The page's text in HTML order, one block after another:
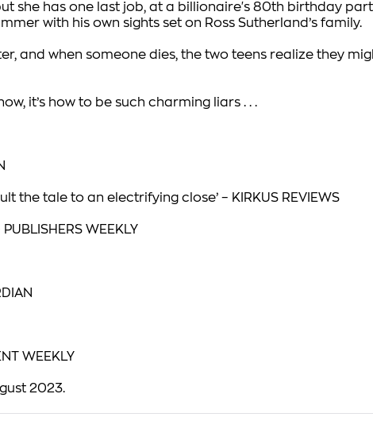
she has one last job, at a billionaire's 80th birthday
with his own sights set on Ross Sutherland’s family.
and when someone dies, the two teens realize they
it’s how to be such charming liars . . .
the tale to an electrifying close’ – KIRKUS REVIEWS
PUBLISHERS WEEKLY
WEEKLY
2023.